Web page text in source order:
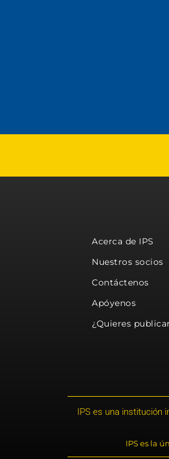
Acerca de IPS
Nuestros socios
Contáctenos
Apóyenos
¿Quieres
IPS es una institución
IPS es la